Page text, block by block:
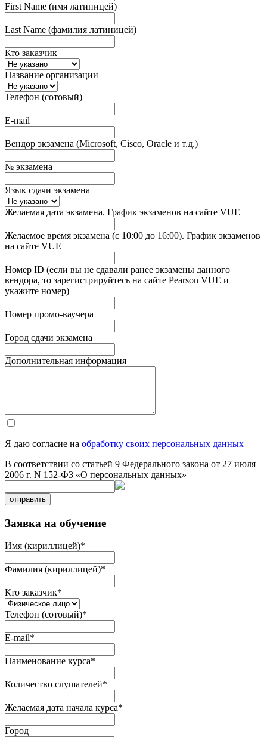
First Name (имя латиницей)
Last Name (фамилия латиницей)
Кто заказчик
Название организации
Телефон (сотовый)
E-mail
Вендор экзамена (Microsoft, Cisco, Oracle и т.д.)
№ экзамена
Язык сдачи экзамена
Желаемая дата экзамена. График экзаменов на сайте VUE
Желаемое время экзамена (с 10:00 до 16:00). График экзаменов
на сайте VUE
Номер ID (если вы не сдавали ранее экзамены данного
вендора, то зарегистрируйтесь на сайте Pearson VUE и
укажите номер)
Номер промо-ваучера
Город сдачи экзамена
Дополнительная информация
Я даю согласие на обработку своих персональных данных
В соответствии со статьей 9 Федерального закона от 27 июля
2006 г. N 152-ФЗ «О персональных данных»
отправить
Заявка на обучение
Имя (кириллицей)*
Фамилия (кириллицей)*
Кто заказчик*
Телефон (сотовый)*
E-mail*
Наименование курса*
Количество слушателей*
Желаемая дата начала курса*
Город